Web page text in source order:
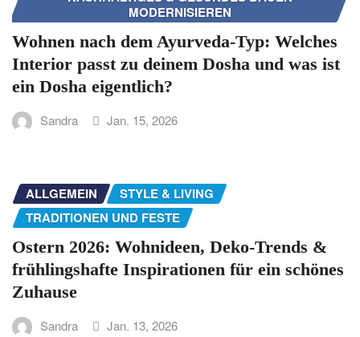
MODERNISIEREN
Wohnen nach dem Ayurveda-Typ: Welches
Interior passt zu deinem Dosha und was ist
ein Dosha eigentlich?
Sandra Jan. 15, 2026
ALLGEMEIN
STYLE & LIVING
TRADITIONEN UND FESTE
Ostern 2026: Wohnideen, Deko-Trends &
frühlingshafte Inspirationen für ein schönes
Zuhause
Sandra Jan. 13, 2026